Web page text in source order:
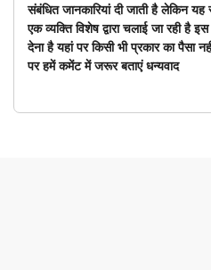
संबंधित जानकारियां दी जाती है लेकिन यह
एक व्यक्ति विशेष द्वारा चलाई जा रही है
देना है यहां पर किसी भी प्रकार का पैसा
पर हमें कमेंट में जरूर बताएं धन्यवाद